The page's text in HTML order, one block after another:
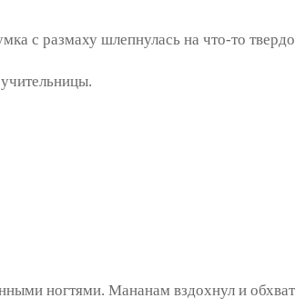
с размаху шлепнулась на что-то
ногтями. Мананам вздохнул и